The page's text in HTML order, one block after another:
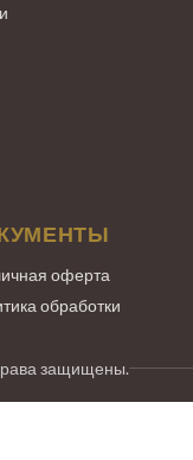
оферта
обработки
защищены.